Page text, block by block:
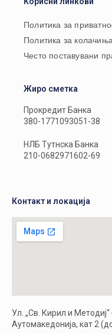
Политика за
Политика за колачиња
Често поставувани
Жиро сметка
Прокредит Банка
380-1771093051-38
НЛБ Тутнска Банка
210-0682971602-69
Контакт и локација
Ул. „Св. Кирил и
Аутомакедонија, кат 2